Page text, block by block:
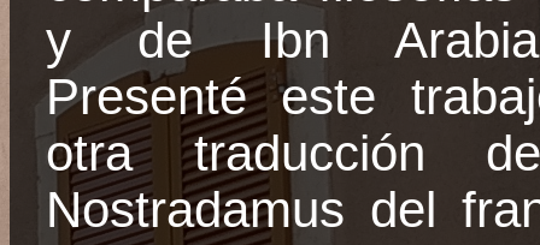
y de Ibn
Presenté este
otra traducción
Nostradamus del